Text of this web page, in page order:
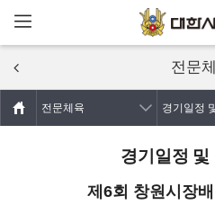
주요콘텐츠로
전문
전문체육 경기일정
경기일정
제6회 창원시장